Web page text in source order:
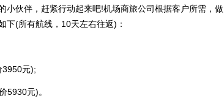
小伙伴，赶紧行动起来吧!机场商旅公司根据客户所需，做
下(所有航线，10天左右往返)：
元);
元)。